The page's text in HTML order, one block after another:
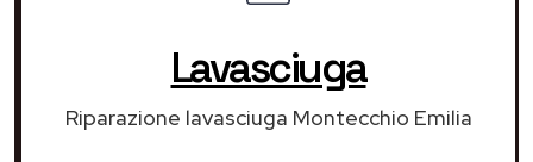
Lavasciuga
Riparazione lavasciuga Montecchio Emilia